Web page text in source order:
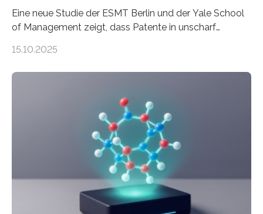
Eine neue Studie der ESMT Berlin und der Yale School
of Management zeigt, dass Patente in unscharf
häufiger zu bahnbrechenden Innovationen führen und
Erfindungen entstehen besonders dann, wenn
Wissenskategorien verschwimmen. Das zeigt neue
Forschung von Gianluca Carnabuci, Professor of
Organizational Behavior an der ESMT Berlin, und
Balázs Kovács, Professor an der Yale School of
Management. Die Forscher kommen zu dem Schluss,
dass Patente…
15.10.2025